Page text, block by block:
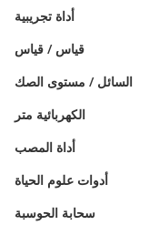
أداة تجريبية
قياس / قياس
السائل / مستوى الصك
الكهربائية متر
أداة المصب
أدوات علوم الحياة
سحابة الحوسبة